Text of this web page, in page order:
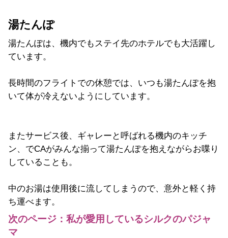
湯たんぽ
湯たんぽは、機内でもステイ先のホテルでも大活躍し
ています。
長時間のフライトでの休憩では、いつも湯たんぽを抱
いて体が冷えないようにしています。
またサービス後、ギャレーと呼ばれる機内のキッチ
ン、でCAがみんな揃って湯たんぽを抱えながらお喋り
していることも。
中のお湯は使用後に流してしまうので、意外と軽く持
ち運べます。
次のページ：私が愛用しているシルクのパジャ
マ